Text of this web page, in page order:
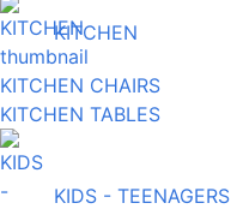
KITCHEN
KITCHEN CHAIRS
KITCHEN TABLES
KIDS - TEENAGERS